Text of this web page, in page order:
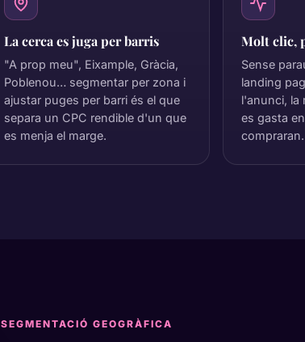
La cerca es juga per barris
"A prop meu", Eixample, Gràcia,
Poblenou… segmentar per zona i
ajustar puges per barri és el que
separa un CPC rendible d'un que
es menja el marge.
Molt clic,
Sense
landing
l'anunci, la
es gasta
compraran.
SEGMENTACIÓ GEOGRÀFICA